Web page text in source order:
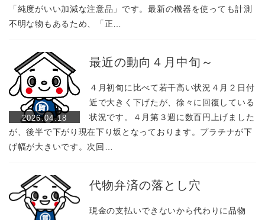
「純度がいい加減な注意品」です。最新の機器を使っても計測
不明な物もあるため、「正…
2026.04.18
最近の動向４月中旬～
４月初旬に比べて若干高い状況４月２日付
近で大きく下げたが、徐々に回復している
状況です。４月第３週に数百円上げました
が、後半で下がり現在下り坂となっております。プラチナが下
げ幅が大きいです。次回…
代物弁済の落とし穴
現金の支払いできないから代わりに品物